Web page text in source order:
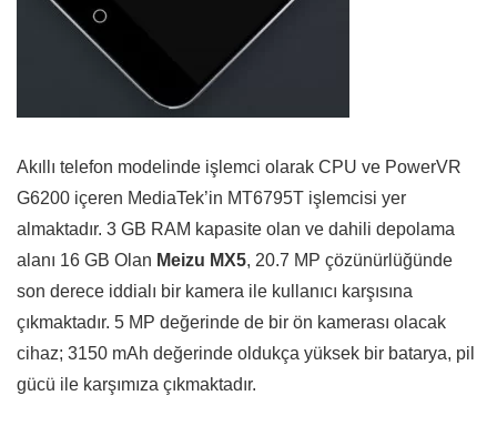
Akıllı telefon modelinde işlemci olarak CPU ve PowerVR
G6200 içeren MediaTek’in MT6795T işlemcisi yer
almaktadır. 3 GB RAM kapasite olan ve dahili depolama
alanı 16 GB Olan Meizu MX5, 20.7 MP çözünürlüğünde
son derece iddialı bir kamera ile kullanıcı karşısına
çıkmaktadır. 5 MP değerinde de bir ön kamerası olacak
cihaz; 3150 mAh değerinde oldukça yüksek bir batarya, pil
gücü ile karşımıza çıkmaktadır.